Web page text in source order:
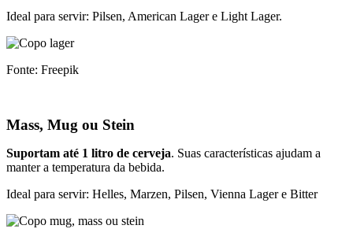
Ideal para servir: Pilsen, American Lager e Light Lager.
Fonte: Freepik
Mass, Mug ou Stein
Suportam até 1 litro de cerveja. Suas características ajudam a
manter a temperatura da bebida.
Ideal para servir: Helles, Marzen, Pilsen, Vienna Lager e Bitter